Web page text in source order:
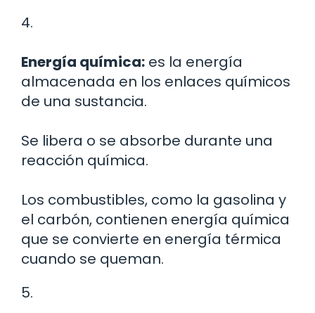
4.
Energía química: es la energía
almacenada en los enlaces químicos
de una sustancia.
Se libera o se absorbe durante una
reacción química.
Los combustibles, como la gasolina y
el carbón, contienen energía química
que se convierte en energía térmica
cuando se queman.
5.